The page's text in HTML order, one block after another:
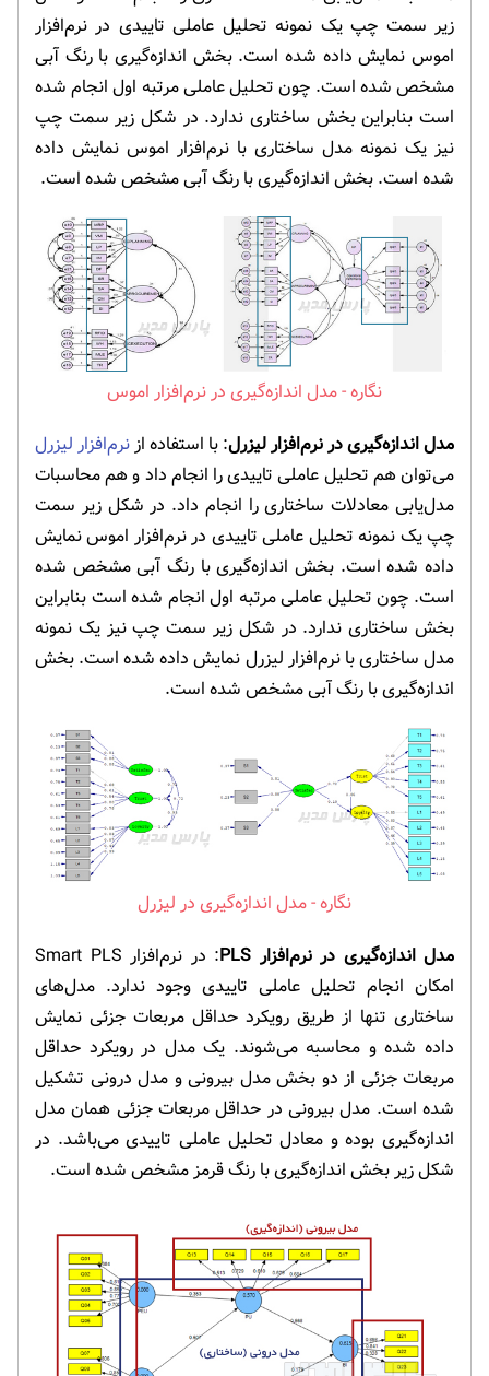
زیر سمت چپ یک نمونه تحلیل عاملی تاییدی در نرم‌افزار
اموس نمایش داده شده است. بخش اندازه‌گیری با رنگ آبی
مشخص شده است. چون تحلیل عاملی مرتبه اول انجام شده
است بنابراین بخش ساختاری ندارد. در شکل زیر سمت چپ
نیز یک نمونه مدل ساختاری با نرم‌افزار اموس نمایش داده
شده است. بخش اندازه‌گیری با رنگ آبی مشخص شده است.
مدل اندازه‌گیری در نرم‌افزار اموس
مدل اندازه‌گیری در نرم‌افزار لیزرل: با استفاده ازنرم‌افزار لیزرل
می‌توان هم تحلیل عاملی تاییدی را انجام داد و هم محاسبات
مدل‌یابی معادلات ساختاری را انجام داد. در شکل زیر سمت
چپ یک نمونه تحلیل عاملی تاییدی در نرم‌افزار اموس نمایش
داده شده است. بخش اندازه‌گیری با رنگ آبی مشخص شده
است. چون تحلیل عاملی مرتبه اول انجام شده است بنابراین
بخش ساختاری ندارد. در شکل زیر سمت چپ نیز یک نمونه
مدل ساختاری با نرم‌افزار لیزرل نمایش داده شده است. بخش
اندازه‌گیری با رنگ آبی مشخص شده است.
مدل اندازه‌گیری در لیزرل
مدل اندازه‌گیری در نرم‌افزار PLS
: در نرم‌افزار Smart PLS
امکان انجام تحلیل عاملی تاییدی وجود ندارد. مدل‌های
ساختاری تنها از طریق رویکرد حداقل مربعات جزئی نمایش
داده شده و محاسبه می‌شوند. یک مدل در رویکرد حداقل
مربعات جزئی از دو بخش مدل بیرونی و مدل درونی تشکیل
شده است. مدل بیرونی در حداقل مربعات جزئی همان مدل
اندازه‌گیری بوده و معادل تحلیل عاملی تاییدی می‌باشد. در
شکل زیر بخش اندازه‌گیری با رنگ قرمز مشخص شده است.